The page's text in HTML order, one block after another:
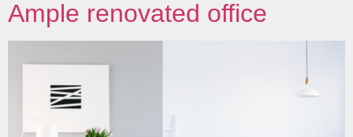
Ample renovated office